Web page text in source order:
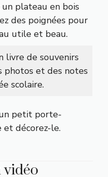
un plateau en bois
des poignées pour
utile et beau.
livre de souvenirs
photos et des notes
scolaire.
petit porte-
et décorez-le.
vidéo